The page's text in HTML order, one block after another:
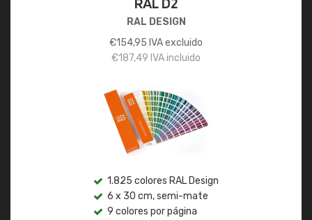
RAL DESIGN
€154,95 IVA excluido
€187,49 IVA incluido
1.825 colores RAL Design
6 x 30 cm, semi-mate
9 colores por página